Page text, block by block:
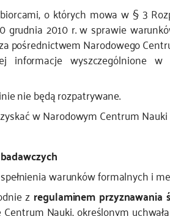
o których mowa w § 3
grudnia 2010 r. w sprawie
pośrednictwem Narodowego
informacje wyszczególnione
nie będą rozpatrywane.
w Narodowym Centrum
warunków formalnych i
z regulaminem przyznawania
Nauki, określonym